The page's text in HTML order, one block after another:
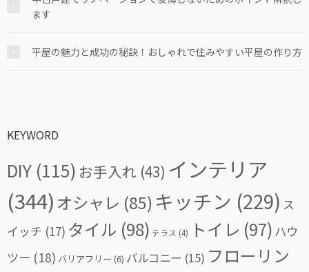
ます
平屋の魅力と成功の秘訣！おしゃれで住みやすい平屋の作り方
KEYWORD
DIY (115) お手入れ (43) インテリア
(344) オシャレ (85) キッチン (229) ス
イッチ (17) タイル (98) テラス (4) トイレ (97) ハウ
ツー (18) バリアフリー (6) バルコニー (15) フローリン